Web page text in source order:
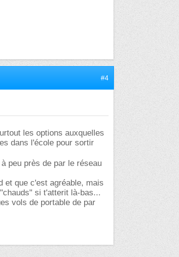
#4
les options auxquelles
dans l'école pour sortir
peu près de par le réseau
et que c'est agréable, mais
si t'atterit là-bas...
vols de portable de par